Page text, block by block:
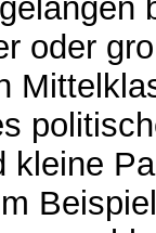
oder
kleine